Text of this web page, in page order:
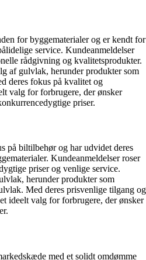
for byggematerialer og er kendt for
service. Kundeanmeldelser
rådgivning og kvalitetsprodukter.
af gulvlak, herunder produkter som
deres fokus på kvalitet og
valg for forbrugere, der ønsker
priser.
på biltilbehør og har udvidet deres
Kundeanmeldelser roser
priser og venlige service.
herunder produkter som
Med deres prisvenlige tilgang og
ideelt valg for forbrugere, der ønsker
med et solidt omdømme